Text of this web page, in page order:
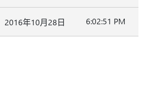
2016年10月28日 6:02:51 PM